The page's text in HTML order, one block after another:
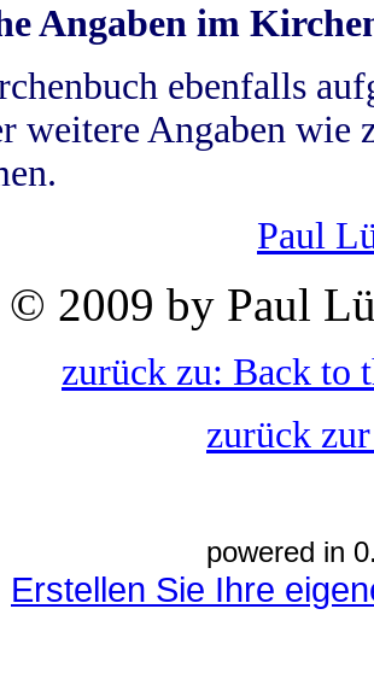
Angaben im
ebenfalls
weitere Angaben wie
Paul
© 2009 by Paul
zurück zu: Back to
zurück
powered in
Erstellen Sie Ihre